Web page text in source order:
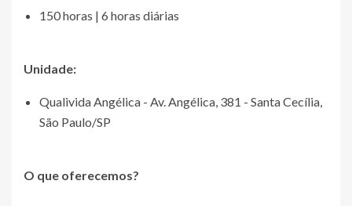
150 horas | 6 horas diárias
Unidade:
Qualivida Angélica - Av. Angélica, 381 - Santa Cecília,
São Paulo/SP
O que oferecemos?